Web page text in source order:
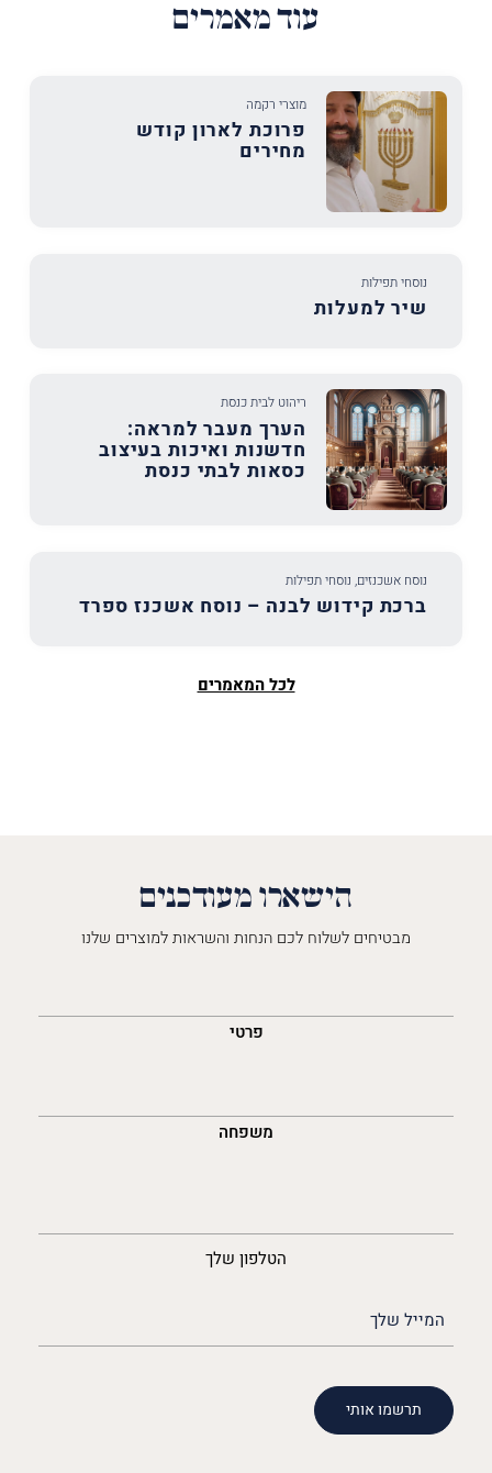
עוד מאמרים
מוצרי רקמה
פרוכת לארון קודש
מחירים
נוסחי תפילות
שיר למעלות
ריהוט לבית כנסת
הערך מעבר למראה:
חדשנות ואיכות בעיצוב
כסאות לבתי כנסת
נוסח אשכנזים, נוסחי תפילות
ברכת קידוש לבנה – נוסח אשכנז ספרד
לכל המאמרים
הישארו מעודכנים
מבטיחים לשלוח לכם הנחות והשראות למוצרים שלנו
פרטי
משפחה
הטלפון שלך
(חובה)